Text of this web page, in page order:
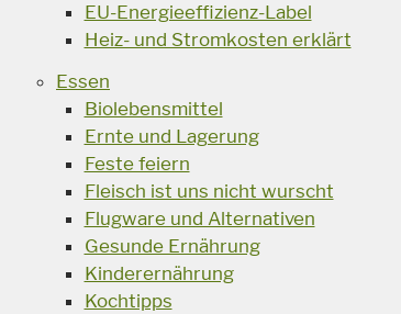
EU-Energieeffizienz-Label
Heiz- und Stromkosten erklärt
Essen
Biolebensmittel
Ernte und Lagerung
Feste feiern
Fleisch ist uns nicht wurscht
Flugware und Alternativen
Gesunde Ernährung
Kinderernährung
Kochtipps